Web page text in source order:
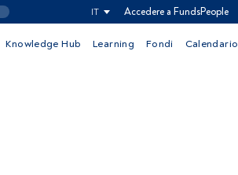
IT Accedere a FundsPeople
Knowledge Hub Learning Fondi Calendario